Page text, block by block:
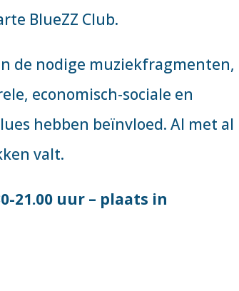
BlueZZ Club.
de nodige muziekfragmenten,
economisch-sociale en
hebben beïnvloed. Al met al
valt.
21.00 uur – plaats in